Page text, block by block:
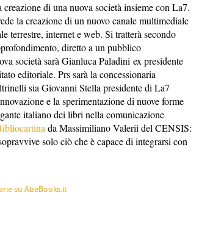
di una nuova società insieme con La7.
la creazione di un nuovo canale multimediale
terrestre, internet e web. Si tratterà secondo
diretto a un pubblico
società sarà Gianluca Paladini ex presidente
editoriale. Prs sarà la concessionaria
sia Giovanni Stella presidente di La7
e la sperimentazione di nuove forme
italiano dei libri nella comunicazione
da Massimiliano Valerii del CENSIS:
solo ciò che è capace di integrarsi con